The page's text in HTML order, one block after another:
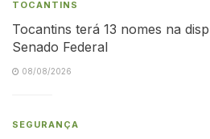
TOCANTINS
Tocantins terá 13 nomes na
Senado Federal
08/08/2026
SEGURANÇA